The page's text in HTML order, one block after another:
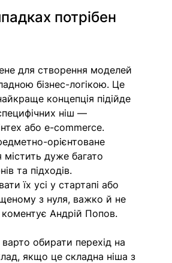
потрібен
для створення моделей
бізнес-логікою. Це
концепція підійде
ніш —
або e-commerce.
орієнтоване
містить дуже багато
та підходів.
їх усі у стартапі або
з нуля, важко й не
Андрій Попов.
обирати перехід на
якщо це складна ніша з